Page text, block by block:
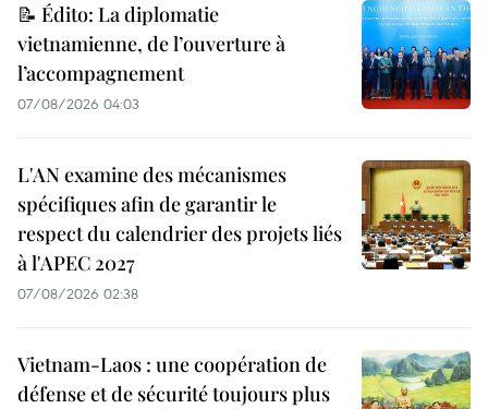
📝 Édito: La diplomatie
vietnamienne, de l’ouverture à
l’accompagnement
07/08/2026 04:03
L'AN examine des mécanismes
spécifiques afin de garantir le
respect du calendrier des projets liés
à l'APEC 2027
07/08/2026 02:38
Vietnam-Laos : une coopération de
défense et de sécurité toujours plus